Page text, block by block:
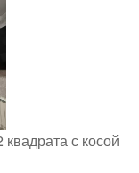
с косой